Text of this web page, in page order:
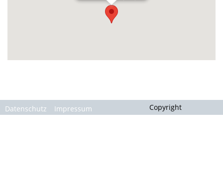
Datenschutz Impressum Copyright